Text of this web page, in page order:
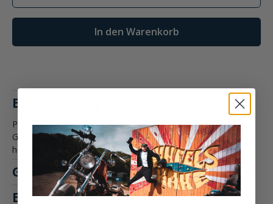
In den Warenkorb
Beschreibung
Produktbeschreibung: Tarozzi Gabelstandrohr Das Tarozzi
Gabelstandrohr verbessert spürbar das Fahrverhalten. Dank
hochwerti…
Mehr
Größentabelle
Eigenschaften